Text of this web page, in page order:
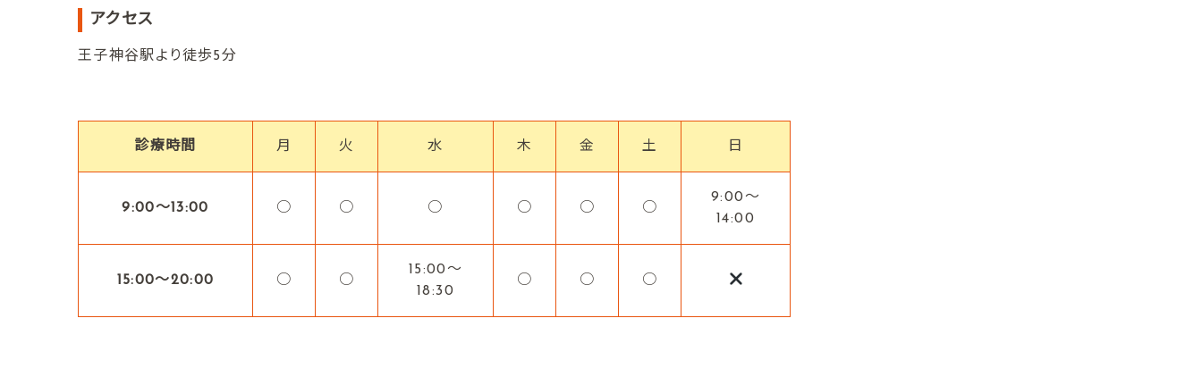
アクセス
王子神谷駅より徒歩5分
診療時間 月 火 水 木 金 土 日
9:00〜13:00 ○ ○ ○ ○ ○ ○
9:00～
14:00
15:00〜20:00 ○ ○
15:00～
18:30
○ ○ ○